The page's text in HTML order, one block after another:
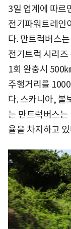
3일 업계에 따르
전기파워트레인
다. 만트럭버스
전기트럭 시리
1회 완충시 500
주행거리를
다. 스카니아, 볼
는 만트럭버스
율을 차지하고